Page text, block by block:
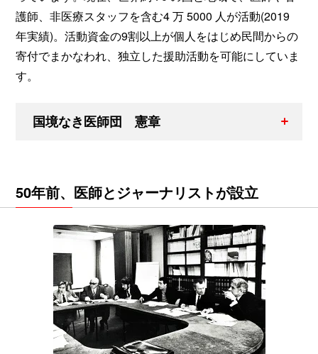
護師、非医療スタッフを含む4 万 5000 人が活動(2019
年実績)。活動資金の9割以上が個人をはじめ民間からの
寄付でまかなわれ、独立した援助活動を可能にしていま
す。
国境なき医師団 憲章
50年前、医師とジャーナリストが設立